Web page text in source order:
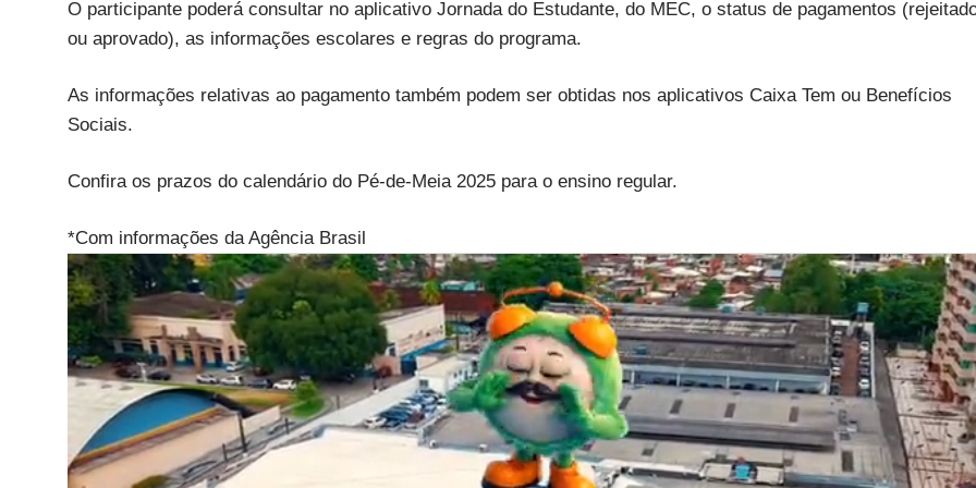
O participante poderá consultar no aplicativo Jornada do Estudante, do MEC, o status de pagamentos
ou aprovado), as informações escolares e regras do programa.
As informações relativas ao pagamento também podem ser obtidas nos aplicativos Caixa Tem ou Benefícios
Sociais.
Confira os prazos do calendário do Pé-de-Meia 2025 para o ensino regular.
*Com informações da Agência Brasil